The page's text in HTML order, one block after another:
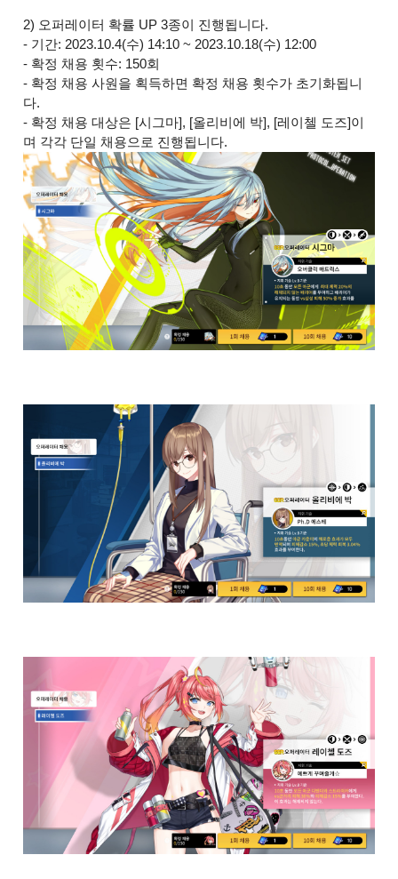
2) 오퍼레이터 확률 UP 3종이 진행됩니다.
- 기간: 2023.10.4(수) 14:10 ~ 2023.10.18(수) 12:00
- 확정 채용 횟수: 150회
- 확정 채용 사원을 획득하면 확정 채용 횟수가 초기화됩니
다.
- 확정 채용 대상은 [시그마], [올리비에 박], [레이첼 도즈]이
며 각각 단일 채용으로 진행됩니다.